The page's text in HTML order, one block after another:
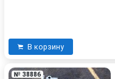
В корзину
№ 38886